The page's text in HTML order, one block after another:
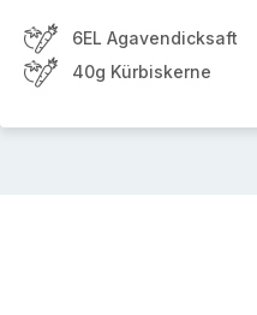
6EL Agavendicksaft
40g Kürbiskerne